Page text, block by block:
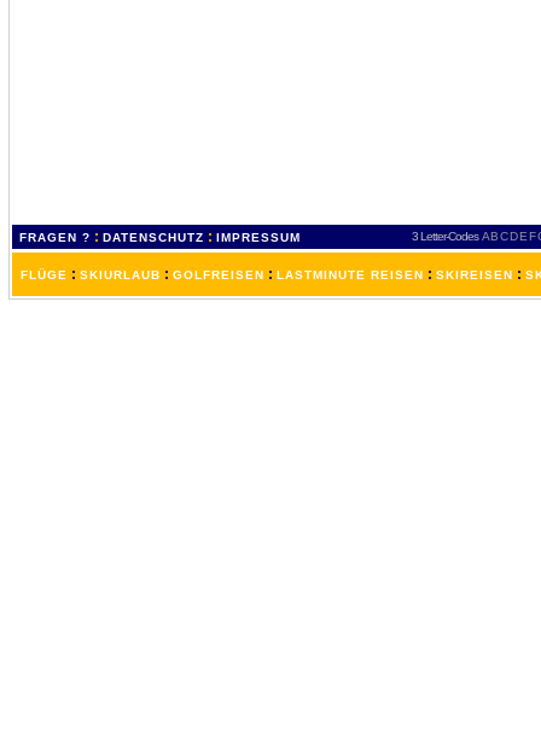
FRAGEN ? : DATENSCHUTZ : IMPRESSUM 3 Letter-Codes ABCDEF
FLÜGE : SKIURLAUB : GOLFREISEN : LASTMINUTE REISEN : SKIREISEN :